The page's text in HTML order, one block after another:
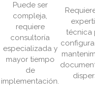
Puede ser
compleja,
requiere
consultoría
especializada y
mayor tiempo
de
implementación.
técnica